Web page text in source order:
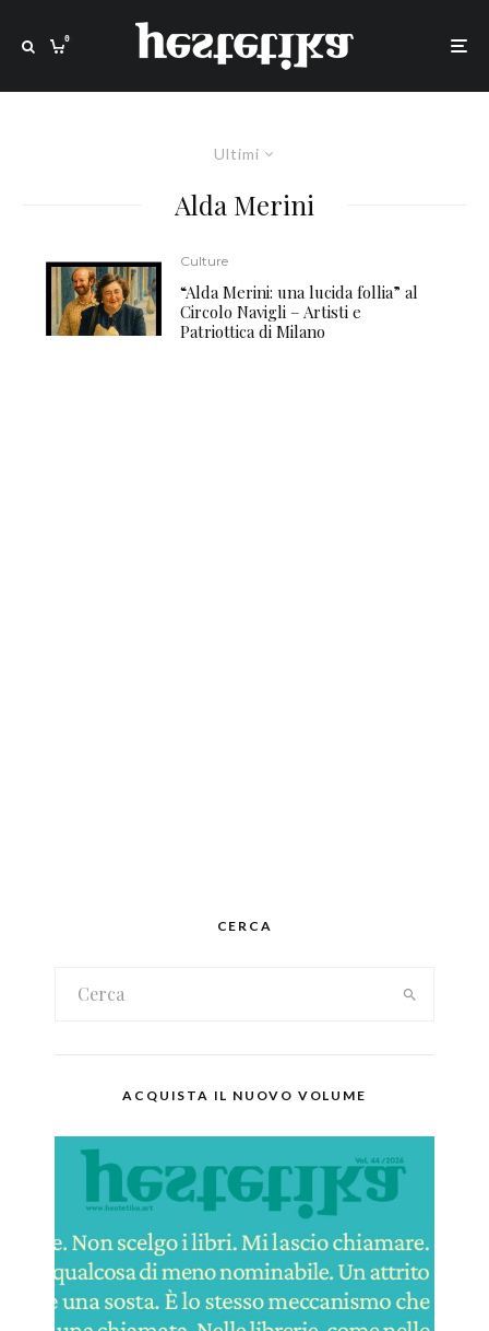
0
Ultimi
Alda Merini
Culture
“Alda Merini: una lucida follia” al
Circolo Navigli – Artisti e
Patriottica di Milano
CERCA
ACQUISTA IL NUOVO VOLUME